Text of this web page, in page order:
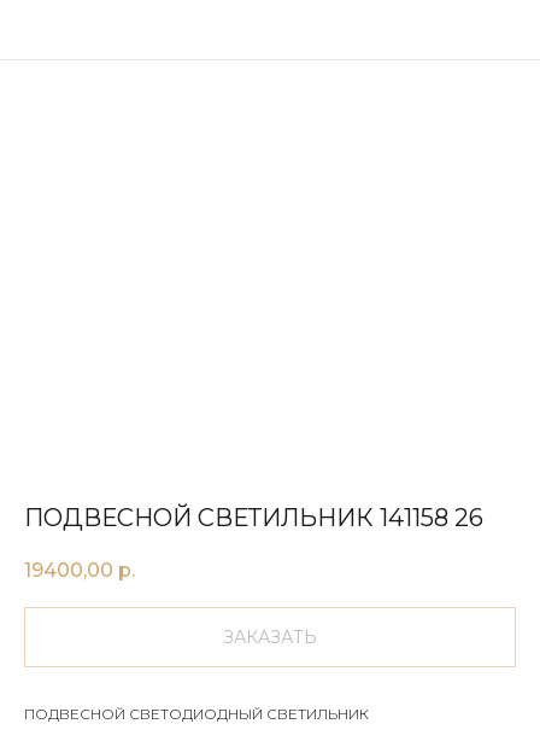
ПОДВЕСНОЙ СВЕТИЛЬНИК 141158 26
19400,00 р.
ЗАКАЗАТЬ
ПОДВЕСНОЙ СВЕТОДИОДНЫЙ СВЕТИЛЬНИК